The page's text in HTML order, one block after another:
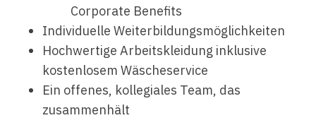
Corporate Benefits
Individuelle Weiterbildungsmöglichkeiten
Hochwertige Arbeitskleidung inklusive
kostenlosem Wäscheservice
Ein offenes, kollegiales Team, das
zusammenhält